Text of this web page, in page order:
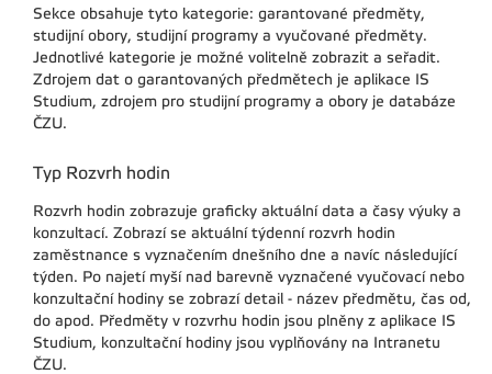
Sekce obsahuje tyto kategorie: garantované předměty,
studijní obory, studijní programy a vyučované předměty.
Jednotlivé kategorie je možné volitelně zobrazit a seřadit.
Zdrojem dat o garantovaných předmětech je aplikace IS
Studium, zdrojem pro studijní programy a obory je databáze
ČZU.
Typ Rozvrh hodin
Rozvrh hodin zobrazuje graficky aktuální data a časy výuky a
konzultací. Zobrazí se aktuální týdenní rozvrh hodin
zaměstnance s vyznačením dnešního dne a navíc následující
týden. Po najetí myší nad barevně vyznačené vyučovací nebo
konzultační hodiny se zobrazí detail - název předmětu, čas od,
do apod. Předměty v rozvrhu hodin jsou plněny z aplikace IS
Studium, konzultační hodiny jsou vyplňovány na Intranetu
ČZU.